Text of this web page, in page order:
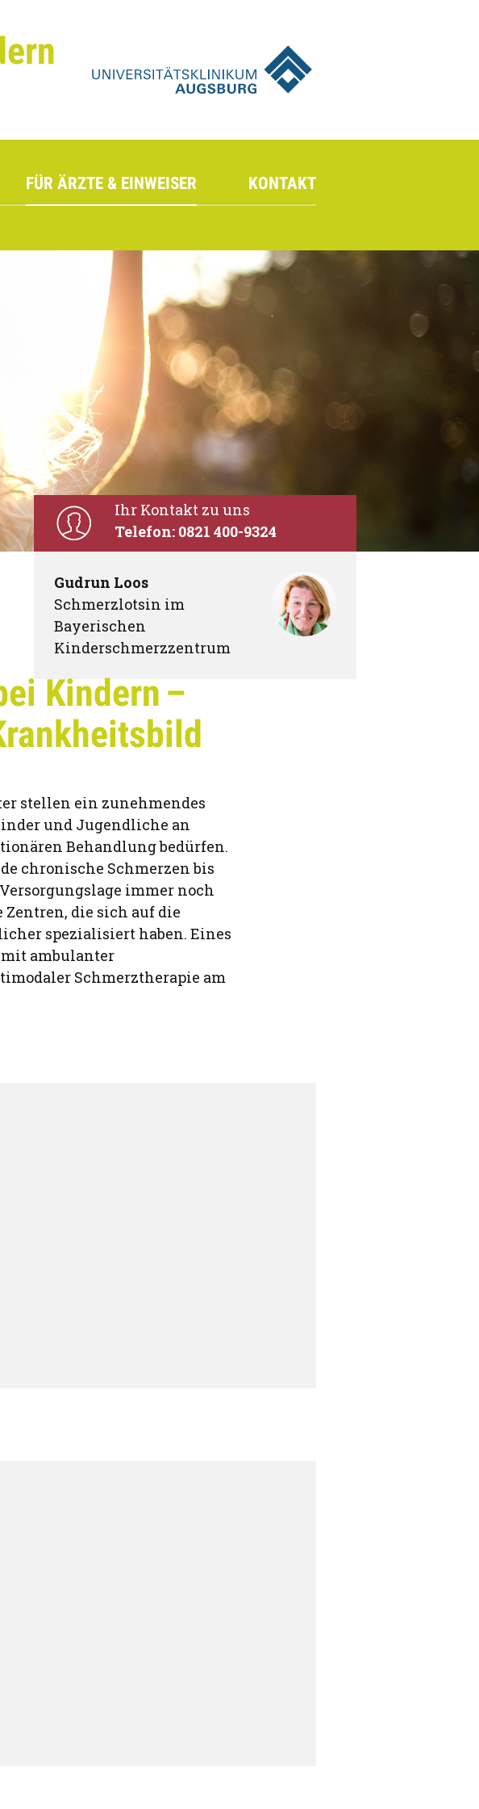
FÜR ÄRZTE & EINWEISER KONTAKT
Ihr Kontakt zu uns
Telefon: 0821 400-9324
Gudrun Loos
Schmerzlotsin im
Bayerischen
Kinderschmerzzentrum
Kindern –
stellen ein zunehmendes
und Jugendliche an
Behandlung bedürfen.
chronische Schmerzen bis
immer noch
die sich auf die
spezialisiert haben. Eines
ambulanter
Schmerztherapie am